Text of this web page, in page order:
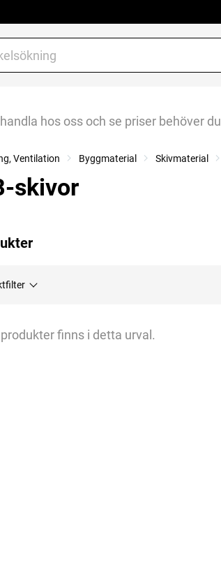
hos oss och se priser behöver du
Ventilation Byggmaterial Skivmaterial
skivor
finns i detta urval.